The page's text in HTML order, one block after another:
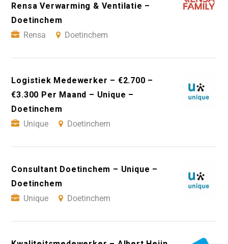
Rensa Verwarming & Ventilatie –
Doetinchem
Rensa
Doetinchem
Logistiek Medewerker – €2.700 –
€3.300 Per Maand – Unique –
Doetinchem
Unique
Doetinchem
Consultant Doetinchem – Unique –
Doetinchem
Unique
Doetinchem